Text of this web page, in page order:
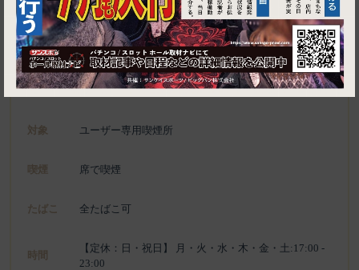
施設名 もつ焼 ともや
電話 048-975-7700
種別 ユーザー専用喫煙所、喫煙可能施設
対象 ユーザー専用喫煙所
喫煙 席で喫煙
たばこ 全たばこ可
時間
【定休：日・祝日】 月・火・水・木・金・土:17:00 -
23:00